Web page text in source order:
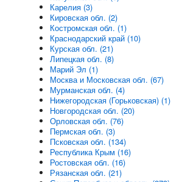
Карелия (3)
Кировская обл. (2)
Костромская обл. (1)
Краснодарский край (10)
Курская обл. (21)
Липецкая обл. (8)
Марий Эл (1)
Москва и Московская обл. (67)
Мурманская обл. (4)
Нижегородская (Горьковская) (1)
Новгородская обл. (20)
Орловская обл. (76)
Пермская обл. (3)
Псковская обл. (134)
Республика Крым (16)
Ростовская обл. (16)
Рязанская обл. (21)